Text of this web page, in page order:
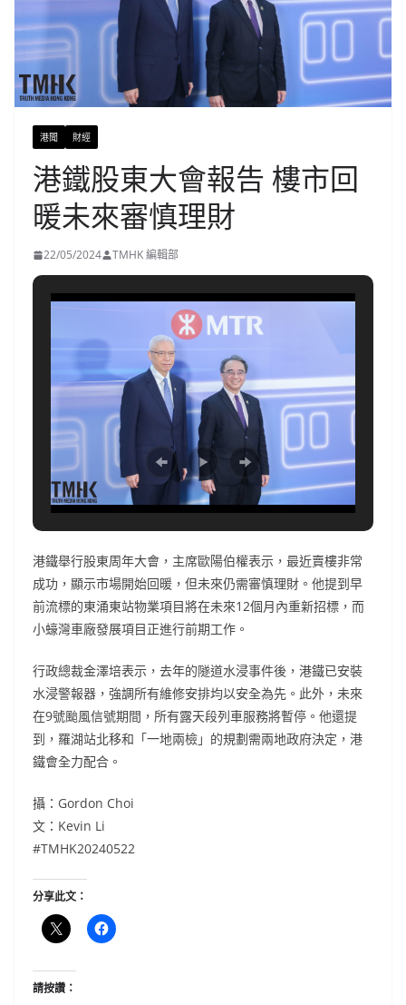
港聞 財經
港鐵股東大會報告 樓市回
暖未來審慎理財
22/05/2024 TMHK 編輯部
港鐵舉行股東周年大會，主席歐陽伯權表示，最近賣樓非常
成功，顯示市場開始回暖，但未來仍需審慎理財。他提到早
前流標的東涌東站物業項目將在未來12個月內重新招標，而
小蠔灣車廠發展項目正進行前期工作。
行政總裁金澤培表示，去年的隧道水浸事件後，港鐵已安裝
水浸警報器，強調所有維修安排均以安全為先。此外，未來
在9號颱風信號期間，所有露天段列車服務將暫停。他還提
到，羅湖站北移和「一地兩檢」的規劃需兩地政府決定，港
鐵會全力配合。
攝：Gordon Choi
文：Kevin Li
#TMHK20240522
分享此文：
請按讚：